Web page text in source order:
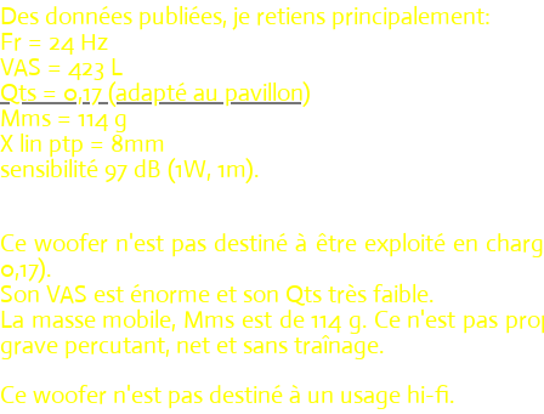
Des données publiées, je retiens principalement:
Fr = 24 Hz
VAS = 423 L
Qts = 0,17 (adapté au pavillon)
Mms = 114 g
X lin ptp = 8mm
sensibilité 97 dB (1W, 1m).
Ce woofer n'est pas destiné à être exploité en
0,17).
Son VAS est énorme et son Qts très faible.
La masse mobile, Mms est de 114 g. Ce n'est pas
grave percutant, net et sans traînage.
Ce woofer n'est pas destiné à un usage hi-fi.